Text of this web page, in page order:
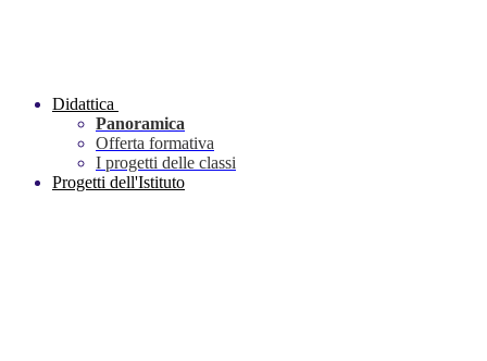
Didattica
Panoramica
Offerta formativa
I progetti delle classi
Progetti dell'Istituto